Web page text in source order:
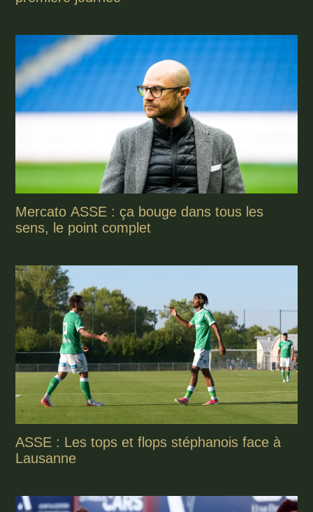
Mercato ASSE : ça bouge dans tous les
sens, le point complet
ASSE : Les tops et flops stéphanois face à
Lausanne